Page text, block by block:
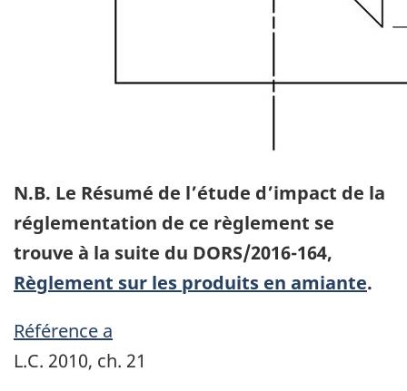
N.B. Le Résumé de l’étude d’impact de la
réglementation de ce règlement se
trouve à la suite du DORS/2016-164,
Règlement sur les produits en amiante.
Référence a
L.C. 2010, ch. 21